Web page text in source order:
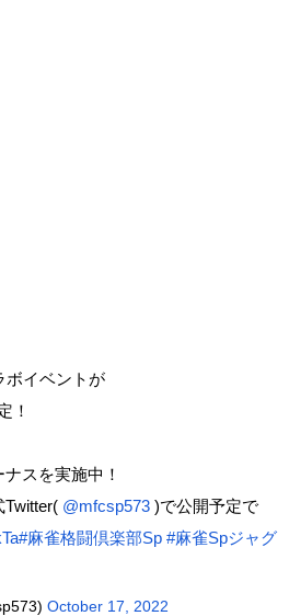
ボイベントが
！
スを実施中！
@mfcsp573)で公開予定で
#麻雀格闘倶楽部Sp #麻雀Spジャグ
October 17, 2022